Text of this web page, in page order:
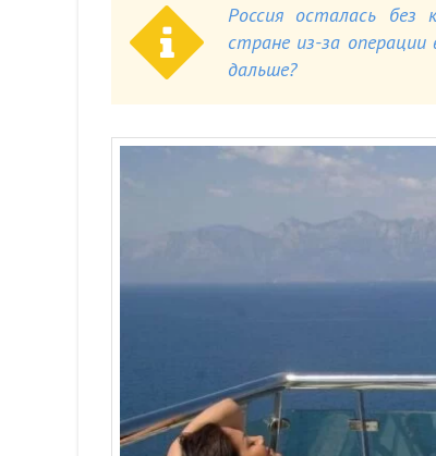
Россия осталась без
стране из-за
дальше?